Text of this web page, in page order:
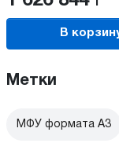
В
Метки
МФУ формата А3